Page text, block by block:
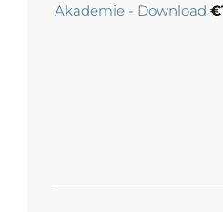
Akademie - Download €